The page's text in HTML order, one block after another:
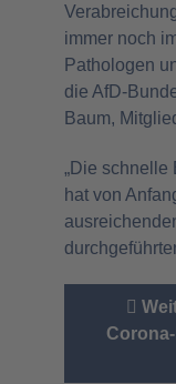
immer noch
Pathologen
die AfD-
Baum,
„Die schnelle
hat von